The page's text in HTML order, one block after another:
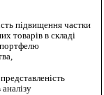
підвищення частки
товарів в складі
аналізу